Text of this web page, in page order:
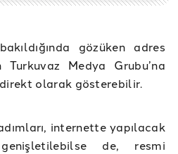
gözüken adres
Medya Grubu’na
direkt olarak gösterebilir.
internette yapılacak
de, resmi